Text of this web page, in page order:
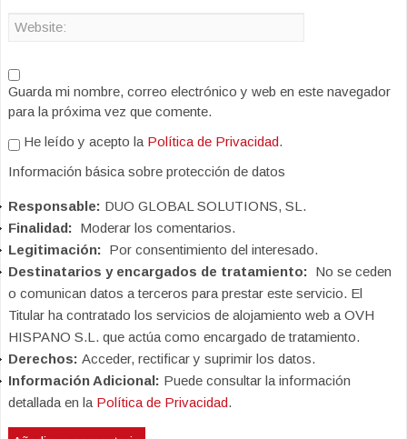
Guarda mi nombre, correo electrónico y web en este navegador
para la próxima vez que comente.
He leído y acepto la Política de Privacidad.
Información básica sobre protección de datos
Responsable: DUO GLOBAL SOLUTIONS, SL.
Finalidad: Moderar los comentarios.
Legitimación: Por consentimiento del interesado.
Destinatarios y encargados de tratamiento: No se ceden
o comunican datos a terceros para prestar este servicio. El
Titular ha contratado los servicios de alojamiento web a OVH
HISPANO S.L. que actúa como encargado de tratamiento.
Derechos: Acceder, rectificar y suprimir los datos.
Información Adicional: Puede consultar la información
detallada en la Política de Privacidad.